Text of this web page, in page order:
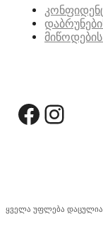
ყველა უფლება დაცულია